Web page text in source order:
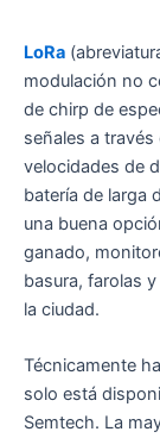
LoRa
modulación no
de chirp de
señales a
velocidades de
batería de larga
una buena
ganado,
basura, farolas
la ciudad.
Técnicamente
solo está
Semtech. La